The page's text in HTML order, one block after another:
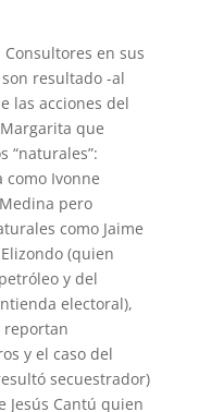
en sus
resultado -al
las acciones del
que
“naturales”:
Ivonne
pero
como Jaime
(quien
y del
electoral),
reportan
y el caso del
secuestrador)
Jesús Cantú quien